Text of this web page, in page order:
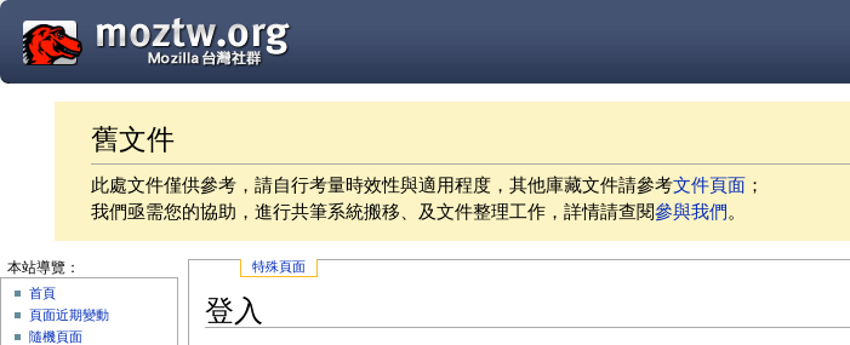
舊文件
此處文件僅供參考，請自行考量時效性與適用程度，其他庫藏文件請參考文件頁面 ；
我們亟需您的協助，進行共筆系統搬移、及文件整理工作，詳情請查閱參與我們。
特殊頁面
登入
本站導覽：
首頁
頁面近期變動
隨機頁面